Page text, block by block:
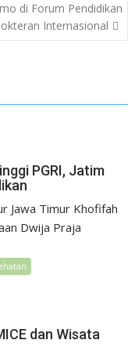
di Forum Pendidikan
Internasional
PGRI, Jatim
Jawa Timur Khofifah
Dwija Praja
dan Wisata